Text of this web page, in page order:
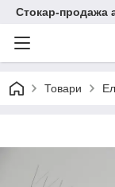
Стокар-продажа
Товари